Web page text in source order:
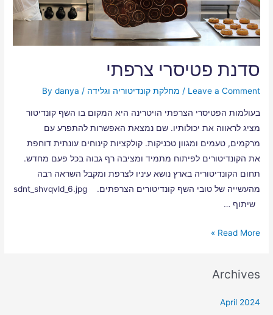
סדנת פטיסרי צרפתי
Leave a Comment
/ מחלקת קונדיטוריה וגלידה / By
danya
בעולמות הפטיסרי הצרפתי הויטרינה היא המקום בו השף קונדיטור
מציג לראווה את יכולותיו. שם נמצאת האפשרות להתפרע עם
מרקמים, טעמים ומגוון טכניקות. קולקציות קינוחים עונתית דוחפת
את הקונדיטורים לפיתוח מתמיד ומציבה רף גבוה בכל פעם מחדש.
תחום הקונדיטוריה בארץ נושא עיניו לצרפת ומקבל השראה רבה
מהעשייה של טובי השף קונדיטורים הצרפתים. sdnt_shvqvld_6.jpg
שיתוף …
Read More »
Archives
April 2024